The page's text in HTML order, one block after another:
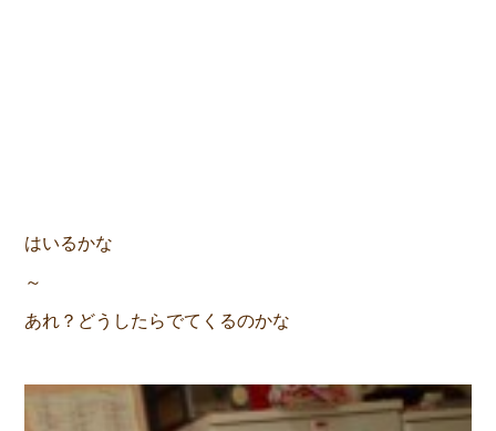
はいるかな
あれ？どうしたらでてくるのかな